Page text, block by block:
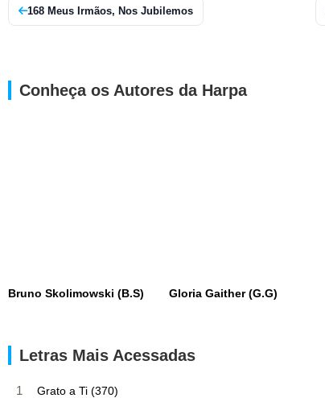
168 Meus Irmãos, Nos Jubilemos
Conheça os Autores da Harpa
Bruno Skolimowski (B.S) Gloria Gaither (G.G)
Letras Mais Acessadas
1 Grato a Ti (370)